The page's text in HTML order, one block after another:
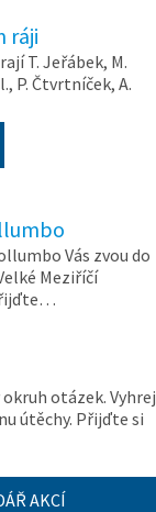
ráji
T. Jeřábek, M.
P. Čtvrtníček, A.
Vás zvou do
Meziříčí
otázek. Vyhrej
útěchy. Přijďte si
AKCÍ